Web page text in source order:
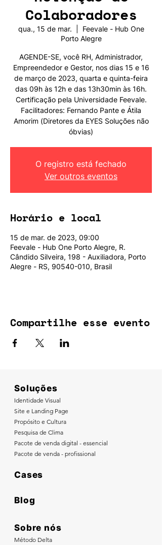
Colaboradores
qua., 15 de mar.
Feevale - Hub One
Porto Alegre
AGENDE-SE, você RH, Administrador,
Empreendedor e Gestor, nos dias 15 e 16
de março de 2023, quarta e quinta-feira
das 09h às 12h e das 13h30min às 16h.
Certificação pela Universidade Feevale.
Facilitadores: Fernando Pante e Átila
Amorim (Diretores da EYES Soluções não
óbvias)
O registro está fechado
Ver outros eventos
Horário e local
15 de mar. de 2023, 09:00
Feevale - Hub One Porto Alegre, R.
Cândido Silveira, 198 - Auxiliadora, Porto
Alegre - RS, 90540-010, Brasil
Compartilhe esse evento
Soluções
Identidade Visual
Site e Landing Page
Propósito e Cultura
Pesquisa de Clima
Pacote de venda digital - essencial
Pacote de venda - profissional
Cases
Blog
Sobre nós
Método Delta